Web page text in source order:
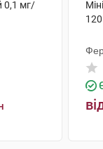
0,1 мг/